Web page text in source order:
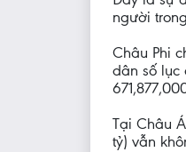
người
Châu Phi
dân số lục
Tại Châu
tỷ) vẫn